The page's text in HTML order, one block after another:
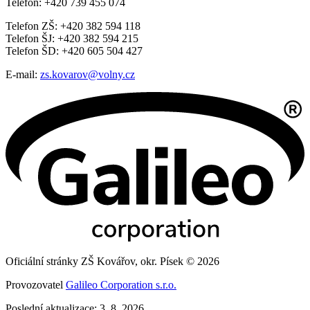
Telefon: +420 739 455 074
Telefon ZŠ: +420 382 594 118
Telefon ŠJ: +420 382 594 215
Telefon ŠD: +420 605 504 427
E-mail: zs.kovarov@volny.cz
Oficiální stránky ZŠ Kovářov, okr. Písek © 2026
Provozovatel Galileo Corporation s.r.o.